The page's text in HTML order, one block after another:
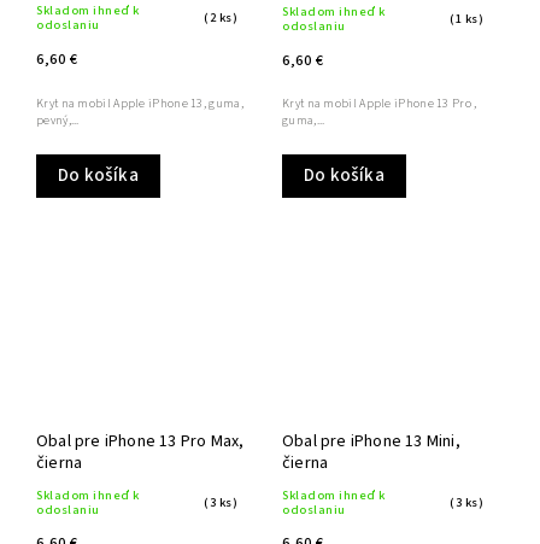
Skladom ihneď k
odoslaniu
(2 ks)
6,60 €
Do košíka
Kryt na mobil Apple iPhone 13, guma,
pevný,...
Skladom ihneď k
odoslaniu
(1 ks)
6,60 €
Do košíka
Kryt na mobil Apple iPhone 13 Pro ,
guma,...
Obal pre iPhone 13 Pro Max,
čierna
Skladom ihneď k
odoslaniu
(3 ks)
Obal pre iPhone 13 Mini,
čierna
Skladom ihneď k
odoslaniu
(3 ks)